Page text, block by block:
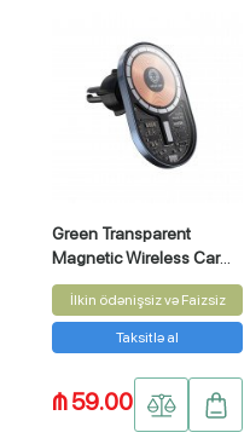
Green Transparent
Magnetic Wireless Car
Charger 15W
İlkin ödənişsiz və Faizsiz
Taksitlə al
₼ 59.00